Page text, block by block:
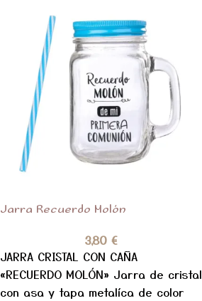
Jarra Recuerdo Molón
3,80€
JARRA CRISTAL CON CAÑA
«RECUERDO MOLÓN» Jarra de cristal
con asa y tapa metalíca de color